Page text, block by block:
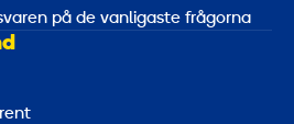
på de vanligaste frågorna